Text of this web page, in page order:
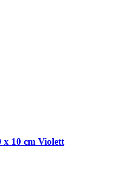
10 cm Violett